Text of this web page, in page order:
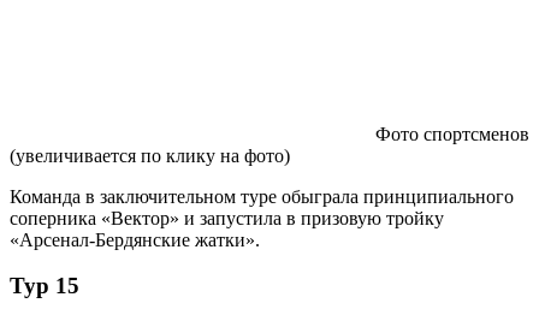
Фото спортсменов
(увеличивается по клику на фото)
Команда в заключительном туре обыграла принципиального
соперника «Вектор» и запустила в призовую тройку
«Арсенал-Бердянские жатки».
Тур 15